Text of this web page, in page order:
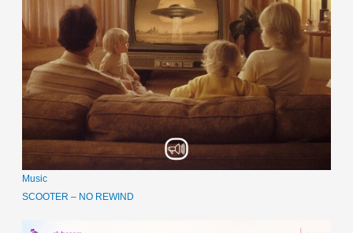
Music
SCOOTER – NO REWIND